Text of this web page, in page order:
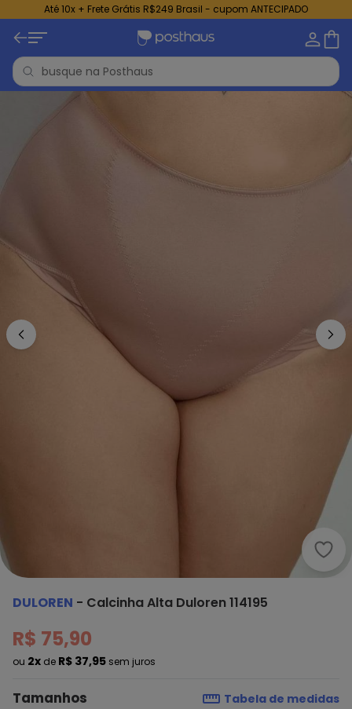
Até 10x + Frete Grátis R$249 Brasil - cupom ANTECIPADO
DULOREN - Calcinha Alta Duloren 114195
R$ 75,90
ou 2x de R$ 37,95 sem juros
Tamanhos Tabela de medidas